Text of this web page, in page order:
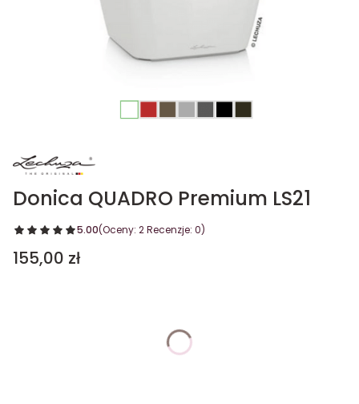
Donica QUADRO Premium LS21
5.00(Oceny: 2 Recenzje: 0)
Cena
155,00 zł
Poszczególne warianty mogą różnić się ceną